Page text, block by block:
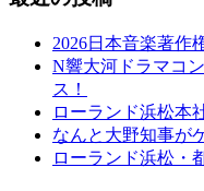
2026日本音楽著作
N響大河ドラマコ
ス！
ローランド浜松本
なんと大野知事が
ローランド浜松・